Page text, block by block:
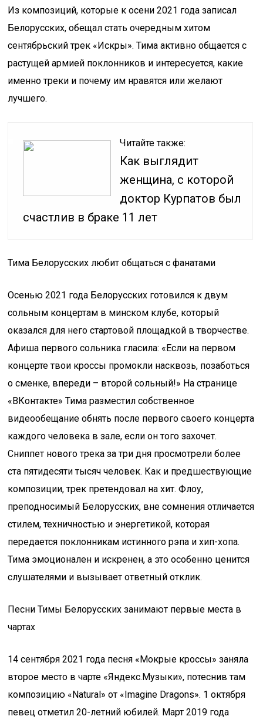
Из композиций, которые к осени 2021 года записал
Белорусских, обещал стать очередным хитом
сентябрьский трек «Искры». Тима активно общается с
растущей армией поклонников и интересуется, какие
именно треки и почему им нравятся или желают
лучшего.
Читайте также:
Как выглядит
женщина, с которой
доктор Курпатов был
счастлив в браке 11 лет
Тима Белорусских любит общаться с фанатами
Осенью 2021 года Белорусских готовился к двум
сольным концертам в минском клубе, который
оказался для него стартовой площадкой в творчестве.
Афиша первого сольника гласила: «Если на первом
концерте твои кроссы промокли насквозь, позаботься
о сменке, впереди – второй сольный!» На странице
«ВКонтакте» Тима разместил собственное
видеообещание обнять после первого своего концерта
каждого человека в зале, если он того захочет.
Сниппет нового трека за три дня просмотрели более
ста пятидесяти тысяч человек. Как и предшествующие
композиции, трек претендовал на хит. Флоу,
преподносимый Белорусских, вне сомнения отличается
стилем, техничностью и энергетикой, которая
передается поклонникам истинного рэпа и хип-хопа.
Тима эмоционален и искренен, а это особенно ценится
слушателями и вызывает ответный отклик.
Песни Тимы Белорусских занимают первые места в
чартах
14 сентября 2021 года песня «Мокрые кроссы» заняла
второе место в чарте «Яндекс.Музыки», потеснив там
композицию «Natural» от «Imagine Dragons». 1 октября
певец отметил 20-летний юбилей. Март 2019 года